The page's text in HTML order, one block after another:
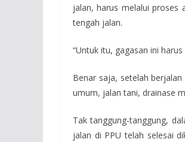
jalan, harus melalui proses
tengah jalan.
“Untuk itu, gagasan ini
Benar saja, setelah
umum, jalan tani, drainase
Tak tanggung-tanggung,
jalan di PPU telah selesai